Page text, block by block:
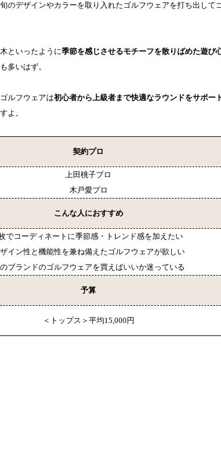
デザインやカラーを取り入れたゴルフウェアを打ち出して
といったように季節を感じさせるモチーフを散りばめた遊び
多いはず。
ルフウェアは初心者から上級者まで快適なラウンドをサポート
よ。
契約プロ
上田桃子プロ
木戸愛プロ
こんな人におすすめ
でコーディネートに季節感・トレンド感を加えたい
イン性と機能性を兼ね備えたゴルフウェアが欲しい
ブランドのゴルフウェアを買えばいいか迷っている
予算
＜トップス＞平均15,000円